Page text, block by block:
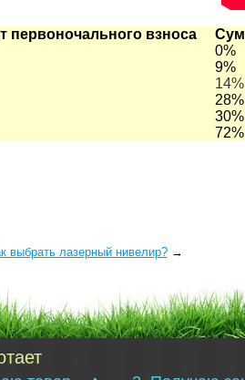
первоночального взноса
0%
9%
14%
28%
30%
72%
выбрать лазерный нивелир?→